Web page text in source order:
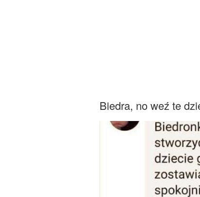
Biedra, no weź te